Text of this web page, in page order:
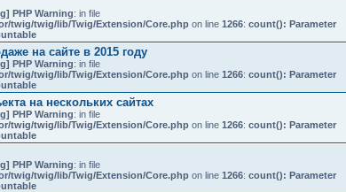
PHP Warning: in file
twig/twig/lib/Twig/Extension/Core.phpon line 1266: count(): Parameter
на сайте в 2015 году
PHP Warning: in file
twig/twig/lib/Twig/Extension/Core.phpon line 1266: count(): Parameter
на нескольких сайтах
PHP Warning: in file
twig/twig/lib/Twig/Extension/Core.phpon line 1266: count(): Parameter
PHP Warning: in file
twig/twig/lib/Twig/Extension/Core.phpon line 1266: count(): Parameter